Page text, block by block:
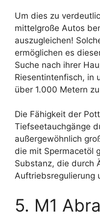
Um dies zu
mittelgroße Autos
auszugleichen!
ermöglichen es
Suche nach ihrer
Riesentintenfisch, in
über 1.000 Metern
Die Fähigkeit der
Tiefseetauchgänge
außergewöhnlich
die mit Spermacetöl
Substanz, die durch
Auftriebsregulierung
5. M1